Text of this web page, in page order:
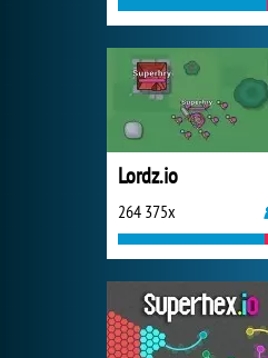
Lordz.io
264 375x